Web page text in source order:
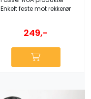
Enkelt feste mot rekkerør
249,-